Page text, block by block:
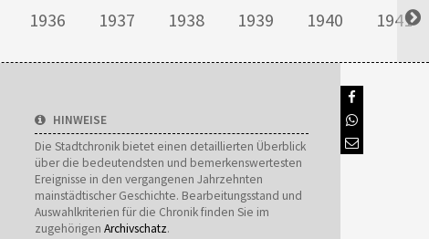
1936 1937 1938 1939 1940 1941
HINWEISE
Die Stadtchronik bietet einen detaillierten Überblick
über die bedeutendsten und bemerkenswertesten
Ereignisse in den vergangenen Jahrzehnten
mainstädtischer Geschichte. Bearbeitungsstand und
Auswahlkriterien für die Chronik finden Sie im
zugehörigen Archivschatz.